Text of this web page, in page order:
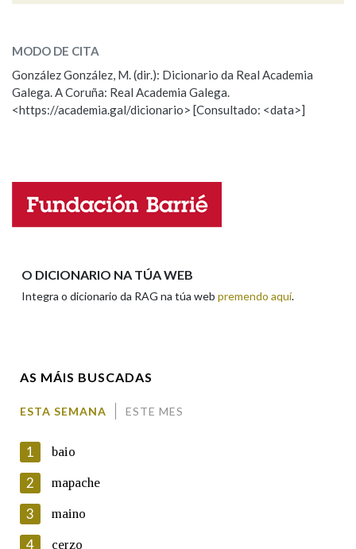
Pertence a
LIMPAR BUSCA
ESCOLLE UNHA OPCIÓN:
Observación Hai un erro na palabra
Propoño mellorar a definición
Nome
En cumprimento da normativa vixente en materia de
Protección de Datos de Carácter Persoal, a Real Academia
MODO DE CITA
González González, M. (dir.): Dicionario da Real Academia
Galega. A Coruña: Real Academia Galega.
<https://academia.gal/dicionario> [Consultado: <data>]
O DICIONARIO NA TÚA WEB
Integra o dicionario da RAG na túa web premendo aquí.
AS MÁIS BUSCADAS
ESTA SEMANA ESTE MES
1 baio
2 mapache
3 maino
4 cerzo